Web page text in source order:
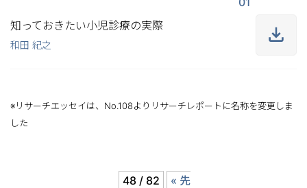
知っておきたい小児診療の実際
和田 紀之
※リサーチエッセイは、No.108よりリサーチレポートに名称を変更しま
した
48 / 82
« 先